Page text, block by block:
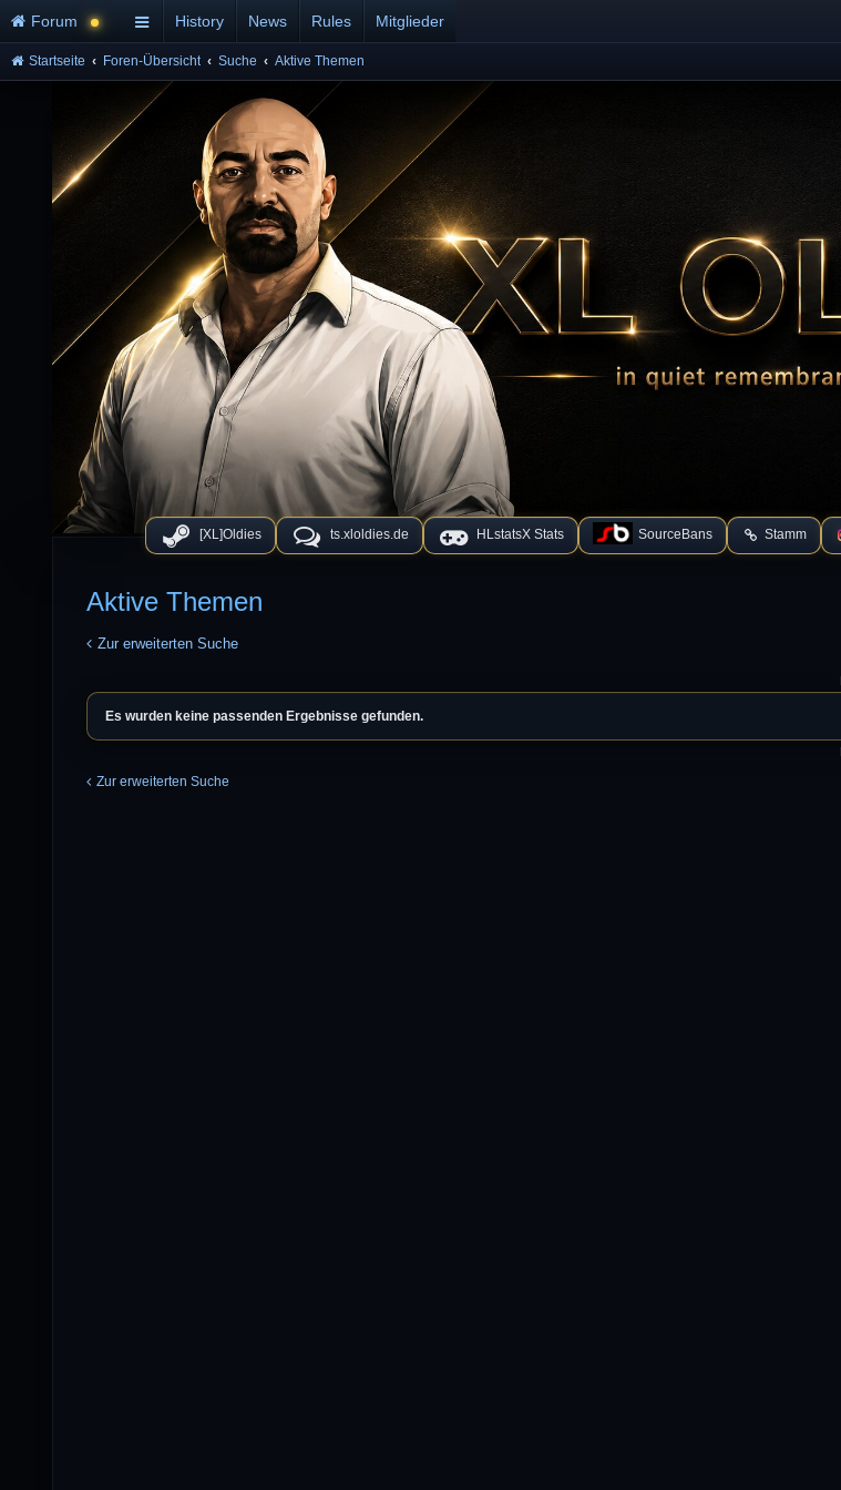
[XL]Oldies ts.xloldies.de HLstatsX Stats SourceBans Stamm
Forum History News Rules Mitglieder
Startseite Foren-Übersicht Suche Aktive Themen
Aktive Themen
Zur erweiterten Suche
Es wurden keine passenden Ergebnisse gefunden.
Zur erweiterten Suche